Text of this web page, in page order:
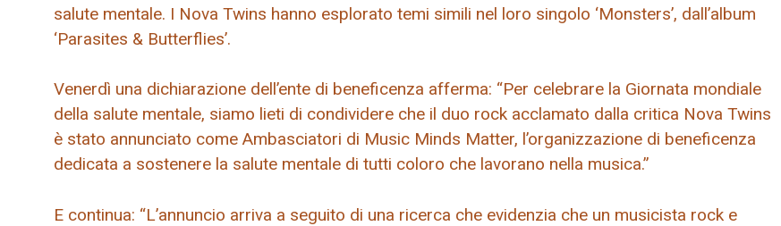
salute mentale. I Nova Twins hanno esplorato temi simili nel loro singolo ‘Monsters’, dall’album
‘Parasites & Butterflies’.
Venerdì una dichiarazione dell’ente di beneficenza afferma: “Per celebrare la Giornata mondiale
della salute mentale, siamo lieti di condividere che il duo rock acclamato dalla critica Nova Twins
è stato annunciato come Ambasciatori di Music Minds Matter, l’organizzazione di beneficenza
dedicata a sostenere la salute mentale di tutti coloro che lavorano nella musica.”
E continua: “L’annuncio arriva a seguito di una ricerca che evidenzia che un musicista rock e